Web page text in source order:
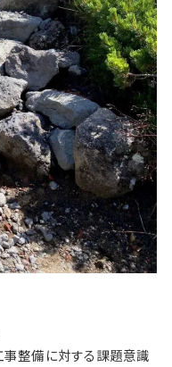
整備に対する課題意識